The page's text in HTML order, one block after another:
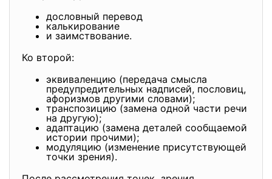
дословный перевод
калькирование
и заимствование.
Ко второй:
эквиваленцию (передача смысла
предупредительных надписей, пословиц,
афоризмов другими словами);
транспозицию (замена одной части речи
на другую);
адаптацию (замена деталей сообщаемой
истории прочими);
модуляцию (изменение присутствующей
точки зрения).